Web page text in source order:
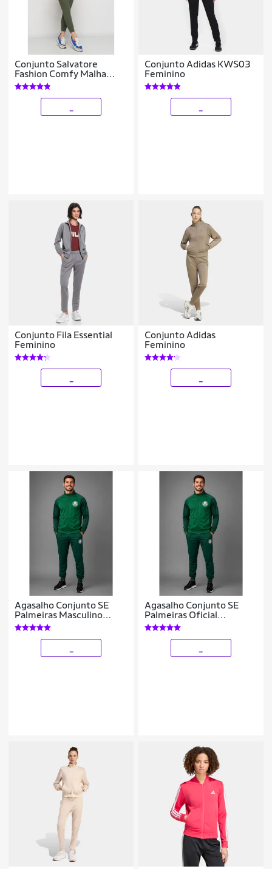
Conjunto Salvatore
Fashion Comfy Malha
Canelada Feminino
Conjunto Adidas KWS03
Feminino
Conjunto Fila Essential
Feminino
Conjunto Adidas
Feminino
Agasalho Conjunto SE
Palmeiras Masculino
Oficial Esportivo
Premium Academia
Casual Bordado
Agasalho Conjunto SE
Palmeiras Oficial
Masculino Premium
Jaqueta + Calça Esportivo